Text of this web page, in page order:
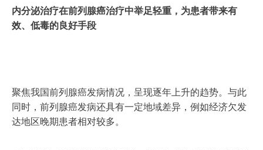
内分泌治疗在前列腺癌治疗中举足轻重，为患者带来有
效、低毒的良好手段
聚焦我国前列腺癌发病情况，呈现逐年上升的趋势。与此
同时，前列腺癌发病还具有一定地域差异，例如经济欠发
达地区晚期患者相对较多。